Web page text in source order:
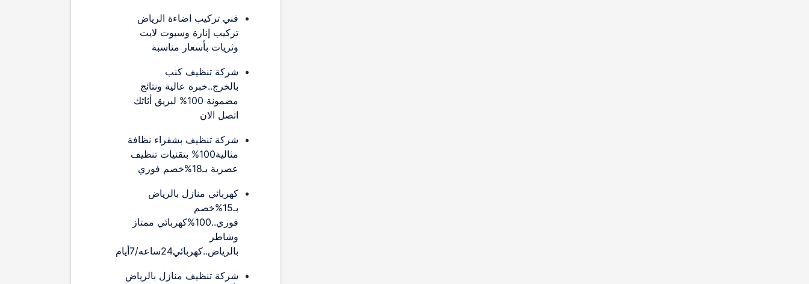
فني تركيب اضاءة الرياض
تركيب إنارة وسبوت لايت
وثريات بأسعار مناسبة
شركة تنظيف كنب
بالخرج..خبرة عالية ونتائج
مضمونة 100% لبريق أثاثك
اتصل الان
شركة تنظيف بشقراء نظافة
مثالية100% بتقنيات تنظيف
عصرية بـ18%خصم فوري
كهربائي منازل بالرياض
بـ15%خصم
فوري..100%كهربائي ممتاز
وشاطر
بالرياض..كهربائي24ساعه/7أيام
شركة تنظيف منازل بالرياض